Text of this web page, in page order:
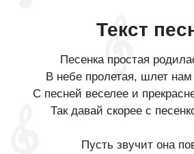
Текст
Песенка простая
В небе пролетая, шлет нам
С песней веселее и
Так давай скорее с
Пусть звучит она